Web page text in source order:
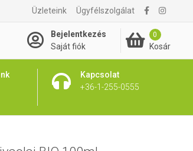
Üzleteink Ügyfélszolgálat
Bejelentkezés
Saját fiók
0
Kosár
Kapcsolat
+36-1-255-0555
1 350 Ft